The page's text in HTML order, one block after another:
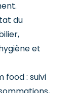
du
et
food : suivi